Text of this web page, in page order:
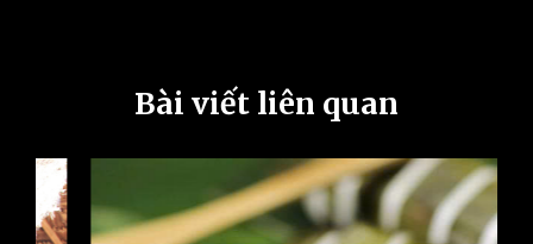
Bài viết liên quan